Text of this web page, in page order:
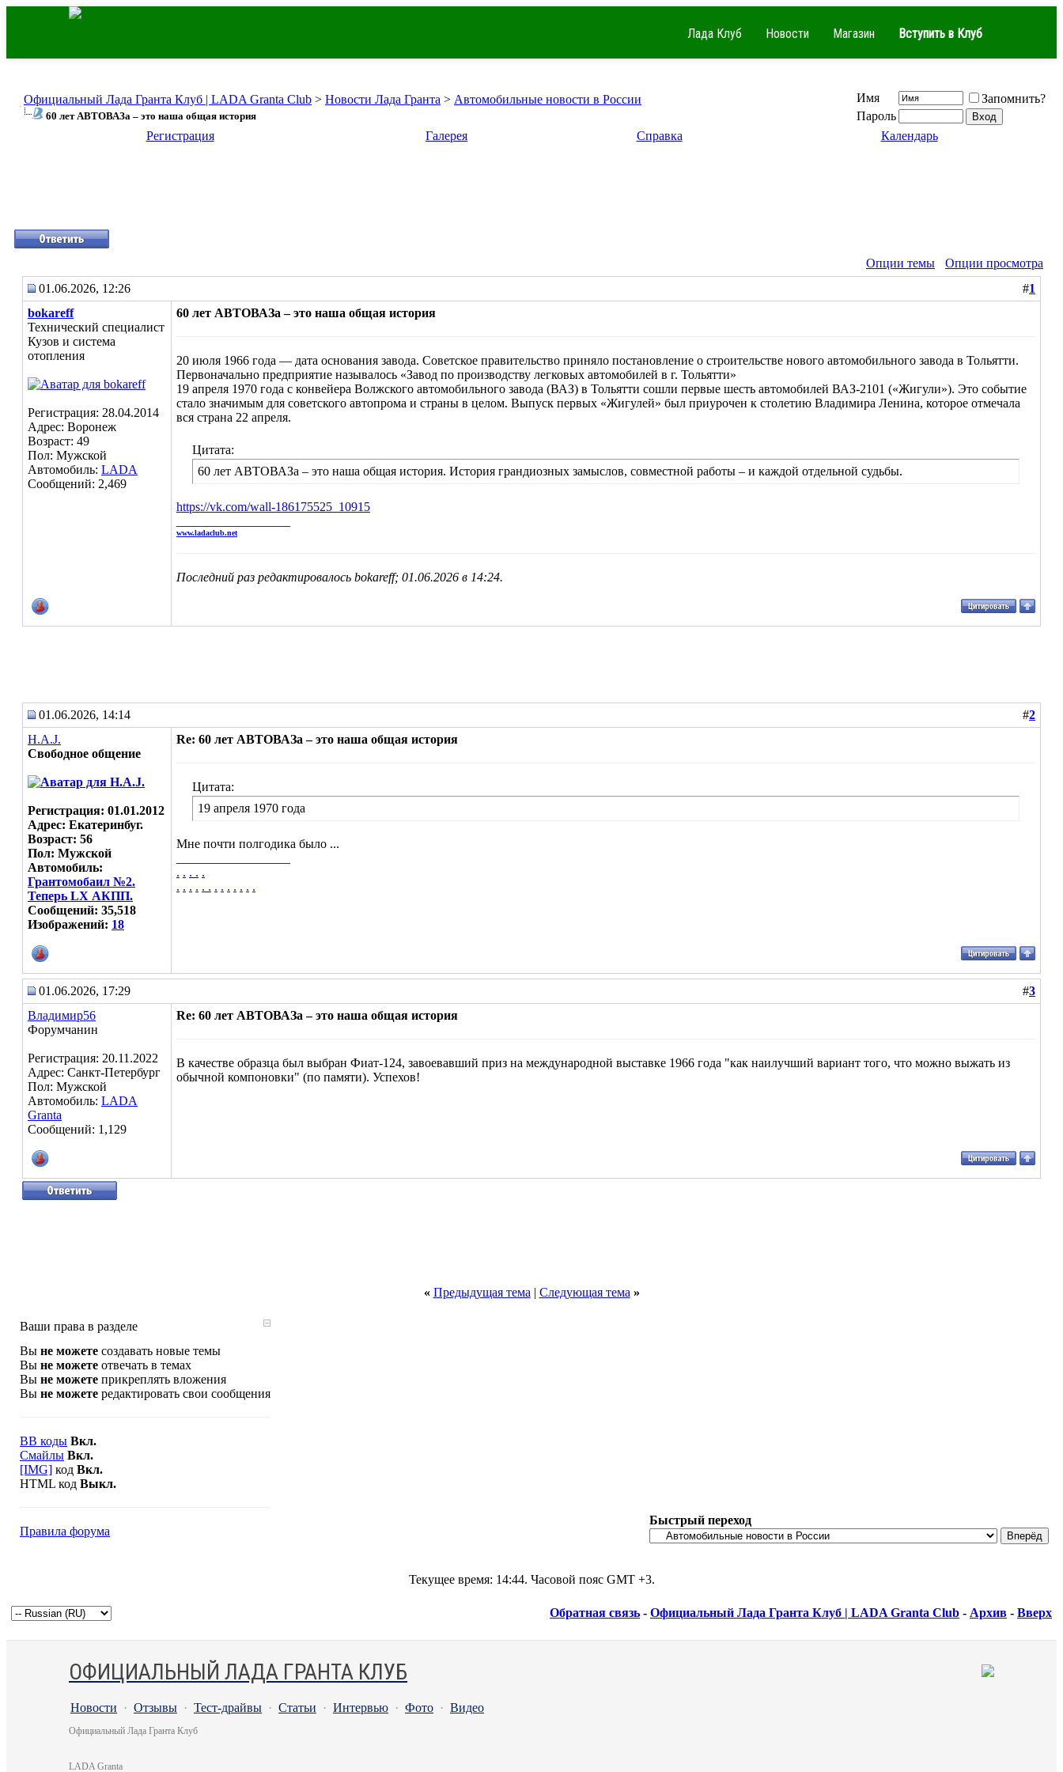
Лада Клуб Новости Магазин Вступить в Клуб
Официальный Лада Гранта Клуб | LADA Granta Club > Новости Лада Гранта > Автомобильные новости в России
60 лет АВТОВАЗа – это наша общая история
Имя
Запомнить?
Пароль
Регистрация
Галерея Справка Календарь
Опции темы
Опции просмотра
01.06.2026, 12:26
#1
bokareff
Технический специалист
Кузов и система
отопления
Регистрация: 28.04.2014
Адрес: Воронеж
Возраст: 49
Пол: Мужской
Автомобиль: LADA
Сообщений: 2,469
60 лет АВТОВАЗа – это наша общая история
20 июля 1966 года — дата основания завода. Советское правительство приняло постановление о строительстве нового автомобильного завода в Тольятти.
Первоначально предприятие называлось «Завод по производству легковых автомобилей в г. Тольятти»
19 апреля 1970 года с конвейера Волжского автомобильного завода (ВАЗ) в Тольятти сошли первые шесть автомобилей ВАЗ-2101 («Жигули»). Это событие
стало значимым для советского автопрома и страны в целом. Выпуск первых «Жигулей» был приурочен к столетию Владимира Ленина, которое отмечала
вся страна 22 апреля.
Цитата:
60 лет АВТОВАЗа – это наша общая история. История грандиозных замыслов, совместной работы – и каждой отдельной судьбы.
https://vk.com/wall-186175525_10915
www.ladaclub.net
Последний раз редактировалось bokareff; 01.06.2026 в 14:24.
01.06.2026, 14:14 #2
H.A.J.
Свободное общение
Регистрация: 01.01.2012
Адрес: Екатеринбуг.
Возраст: 56
Пол: Мужской
Автомобиль:
Грантомобаил №2.
Теперь LX АКПП.
Сообщений: 35,518
Изображений: 18
Re: 60 лет АВТОВАЗа – это наша общая история
Цитата:
19 апреля 1970 года
Мне почти полгодика было ...
. . . . .
. . . . . . . . . . . . .
01.06.2026, 17:29 #3
Владимир56
Форумчанин
Регистрация: 20.11.2022
Адрес: Санкт-Петербург
Пол: Мужской
Автомобиль: LADA
Granta
Сообщений: 1,129
Re: 60 лет АВТОВАЗа – это наша общая история
В качестве образца был выбран Фиат-124, завоевавший приз на международной выставке 1966 года "как наилучший вариант того, что можно выжать из
обычной компоновки" (по памяти). Успехов!
« Предыдущая тема | Следующая тема »
Ваши права в разделе
Вы не можете создавать новые темы
Вы не можете отвечать в темах
Вы не можете прикреплять вложения
Вы не можете редактировать свои сообщения
BB коды Вкл.
Смайлы Вкл.
[IMG] код Вкл.
HTML код Выкл.
Правила форума
Быстрый переход
Текущее время: 14:44. Часовой пояс GMT +3.
Обратная связь - Официальный Лада Гранта Клуб | LADA Granta Club - Архив - Вверх
ОФИЦИАЛЬНЫЙ ЛАДА ГРАНТА КЛУБ
Новости · Отзывы · Тест-драйвы · Статьи · Интервью · Фото · Видео
Официальный Лада Гранта Клуб
LADA Granta